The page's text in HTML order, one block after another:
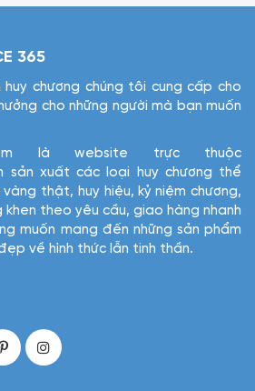
365
chương chúng tôi cung cấp cho
cho những người mà bạn muốn
là website trực thuộc
sản xuất các loại huy chương thể
thật, huy hiệu, kỷ niệm chương,
khen theo yêu cầu, giao hàng nhanh
muốn mang đến những sản phẩm
về hình thức lẫn tinh thần.